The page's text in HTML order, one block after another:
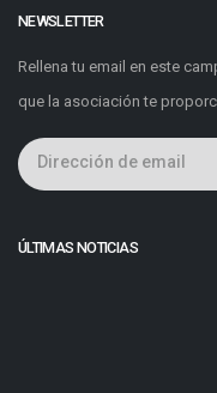
NEWSLETTER
Rellena tu email en este
que la asociación te
ÚLTIMAS NOTICIAS